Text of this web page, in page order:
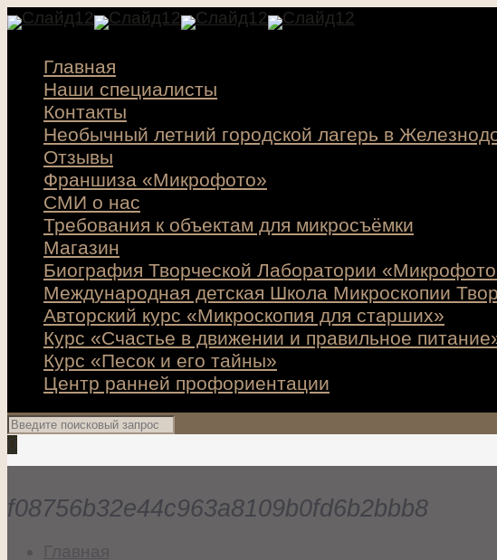
Главная
Наши специалисты
Контакты
Необычный летний городской лагерь в
Отзывы
Франшиза «Микрофото»
СМИ о нас
Требования к объектам для микросъёмки
Магазин
Биография Творческой Лаборатории
Международная детская Школа Микроскопии
Авторский курс «Микроскопия для старших»
Курс «Счастье в движении и правильное
Курс «Песок и его тайны»
Центр ранней профориентации
f08756b32e44c963a8109b0fd6b2bbb8